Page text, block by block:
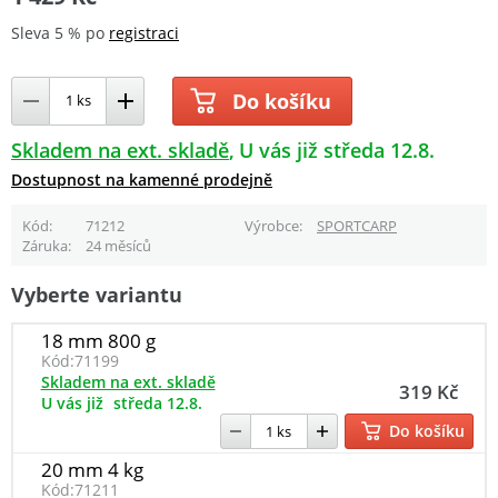
Sleva 5 % po registraci
Do košíku
Skladem na ext. skladě U vás již středa 12.8.
Dostupnost na kamenné prodejně
Kód 71212 Výrobce
SPORTCARP
Záruka
24 měsíců
Vyberte variantu
18 mm 800 g
Kód:71199
319 Kč
Skladem na ext. skladě
U vás již středa 12.8.
Do košíku
20 mm 4 kg
Kód:71211